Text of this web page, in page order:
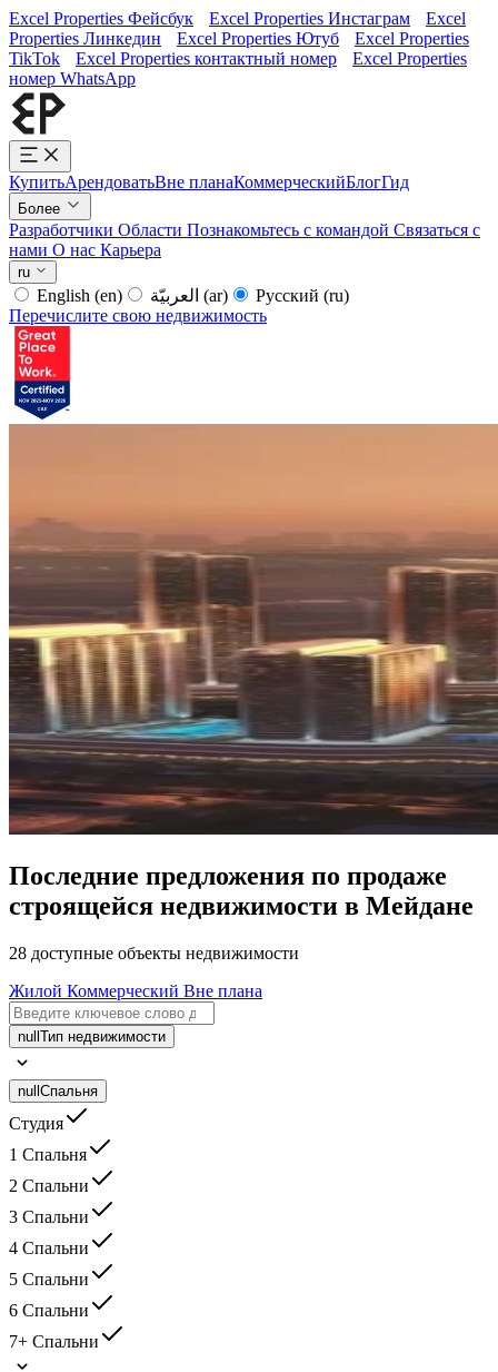
Excel Properties Фейсбук Excel Properties Инстаграм
Excel
Properties Линкедин
Excel Properties Ютуб
Excel Properties
TikTok
Excel Properties контактный номер
Excel Properties
номер WhatsApp
КупитьАрендоватьВне планаКоммерческийБлогГид
Более
Разработчики Области Познакомьтесь с командой Связаться с
нами О нас Карьера
ru
English (en) (ar) Русский (ru)
Перечислите свою недвижимость
Последние предложения по продаже
строящейся недвижимости в Мейдане
28 доступные объекты недвижимости
Жилой Коммерческий Вне плана
null Тип недвижимости
null Спальня
Студия
1 Спальня
2 Спальни
3 Спальни
4 Спальни
5 Спальни
6 Спальни
7+ Спальни